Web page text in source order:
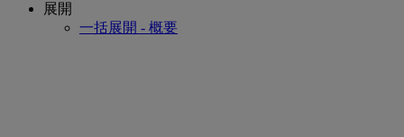
展開
一括展開 - 概要